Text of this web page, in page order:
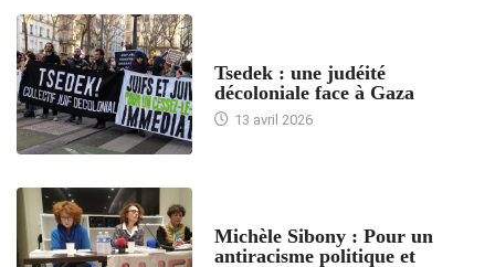
Tsedek : une judéité
décoloniale face à Gaza
13 avril 2026
Michèle Sibony : Pour un
antiracisme politique et